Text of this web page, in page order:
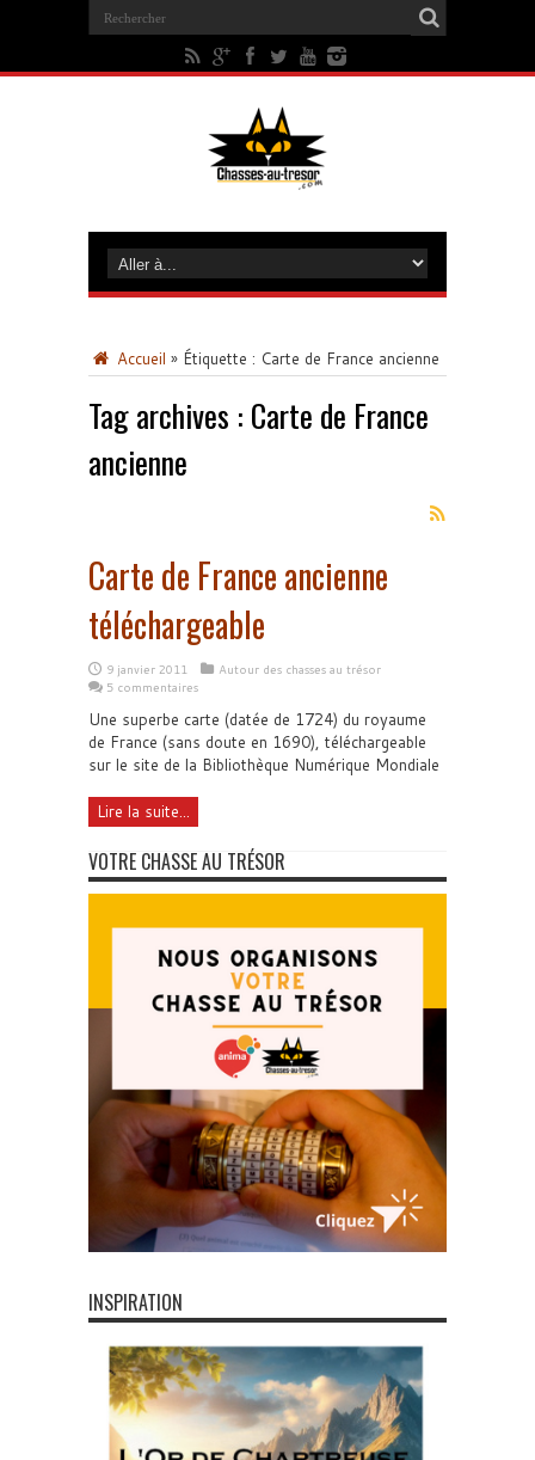
Accueil » Étiquette : Carte de France ancienne
Tag archives : Carte de France
ancienne
Carte de France ancienne
téléchargeable
9 janvier 2011
Autour des chasses au trésor
5 commentaires
Une superbe carte (datée de 1724) du royaume
de France (sans doute en 1690), téléchargeable
sur le site de la Bibliothèque Numérique Mondiale
Lire la suite...
VOTRE CHASSE AU TRÉSOR
INSPIRATION